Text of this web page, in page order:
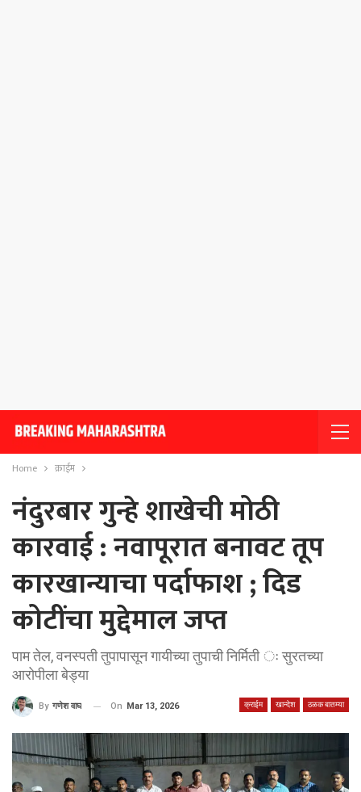
Home क्राईम
नंदुरबार गुन्हे शाखेची मोठी
कारवाई : नवापूरात बनावट तूप
कारखान्याचा पर्दाफाश ; दिड
कोटींचा मुद्देमाल जप्त
पाम तेल, वनस्पती तुपापासून गायीच्या तुपाची निर्मिती ः सुरतच्या
आरोपीला बेड्या
क्राईम खान्देश ठळक बातम्या
By गणेश वाघ On Mar 13, 2026